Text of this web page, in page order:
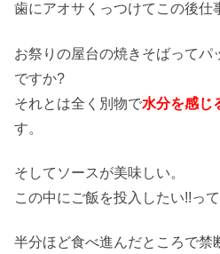
歯にアオサくっつけてこの後仕
お祭りの屋台の焼きそばってパ
ですか?
それとは全く別物で水分を感じ
す。
そしてソースが美味しい。
この中にご飯を投入したい!!っ
半分ほど食べ進んだところで禁